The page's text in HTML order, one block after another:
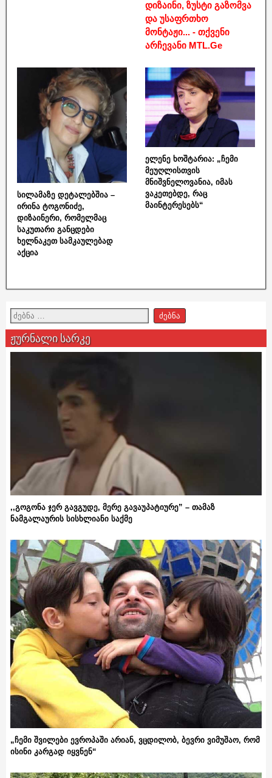
დიზაინი, ზუსტი გაზომვა
და უსაფრთხო
მონტაჟი... - თქვენი
არჩევანი MTL.Ge
სილამაზე დეტალებშია –
ირინა ტოგონიძე,
დიზაინერი, რომელმაც
საკუთარი განცდები
ხელნაკეთ სამკაულებად
აქცია
ელენე ხოშტარია: „ჩემი
მეუღლისთვის
მნიშვნელოვანია, იმას
ვაკეთებდე, რაც
მაინტერესებს“
ჟურნალი სარკე
,,გოგონა ჯერ გავგუდე, მერე გავაუპატიურე” – თამაზ
ნამგალაურის სისხლიანი საქმე
„ჩემი შვილები ევროპაში არიან, ვცდილობ, ბევრი ვიმუშაო, რომ
ისინი კარგად იყვნენ“